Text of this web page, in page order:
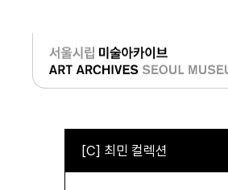
로그인
[C] 최민 컬렉션